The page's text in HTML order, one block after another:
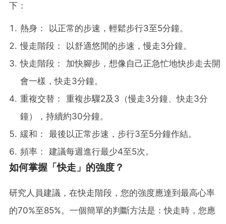
下：
熱身： 以正常的步速，輕鬆步行3至5分鐘。
慢走階段： 以舒適悠閒的步速，慢走3分鐘。
快走階段： 加快腳步，想像自己正急忙地快步走去開
會一樣，快走3分鐘。
重複交替： 重複步驟2及3（慢走3分鐘、快走3分
鐘），持續約30分鐘。
緩和： 最後以正常步速，步行3至5分鐘作結。
頻率： 建議每週進行最少4至5次。
如何掌握「快走」的強度？
研究人員建議，在快走階段，您的強度應達到最高心率
的70%至85%。一個簡單的判斷方法是：快走時，您應